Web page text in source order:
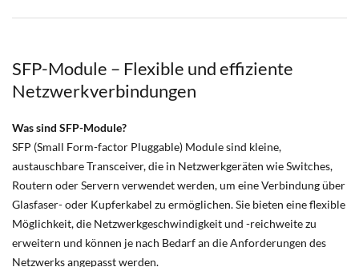
SFP-Module – Flexible und effiziente
Netzwerkverbindungen
Was sind SFP-Module?
SFP (Small Form-factor Pluggable) Module sind kleine,
austauschbare Transceiver, die in Netzwerkgeräten wie Switches,
Routern oder Servern verwendet werden, um eine Verbindung über
Glasfaser- oder Kupferkabel zu ermöglichen. Sie bieten eine flexible
Möglichkeit, die Netzwerkgeschwindigkeit und -reichweite zu
erweitern und können je nach Bedarf an die Anforderungen des
Netzwerks angepasst werden.